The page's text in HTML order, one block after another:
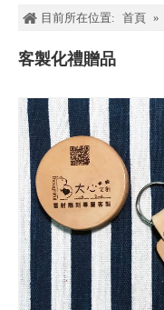
目前所在位置: 首頁 »
客製化禮贈品